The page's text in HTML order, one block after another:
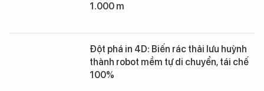
1.000 m
Đột phá in 4D: Biến rác thải lưu huỳnh
thành robot mềm tự di chuyển, tái chế
100%